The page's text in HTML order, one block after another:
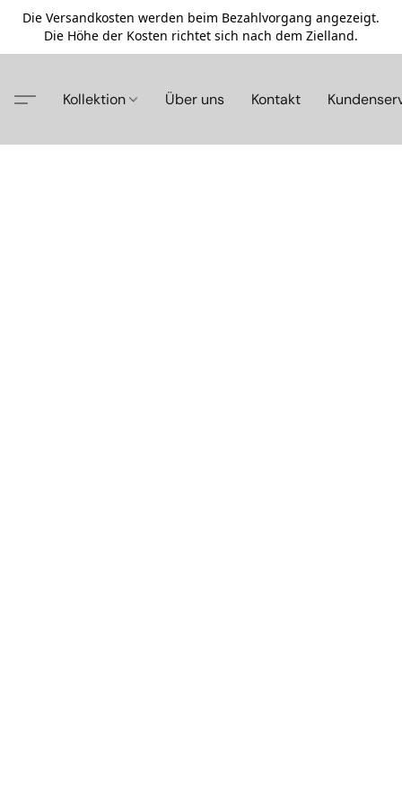
Die Versandkosten werden beim Bezahlvorgang angezeigt.
Die Höhe der Kosten richtet sich nach dem Zielland.
Kollektion Über uns Kontakt